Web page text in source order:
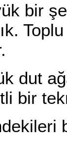
şey
bir